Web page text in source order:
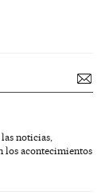
noticias,
los acontecimientos